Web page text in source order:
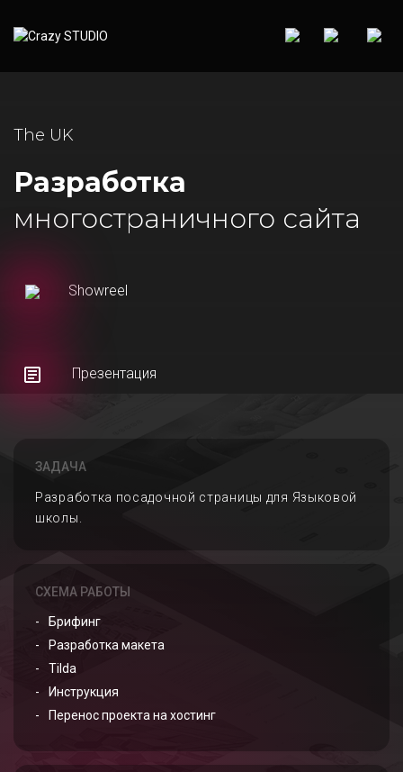
The UK
Разработка
многостраничного сайта
Showreel
Презентация
ЗАДАЧА
Разработка посадочной страницы для Языковой
школы.
СХЕМА РАБОТЫ
Брифинг
Разработка макета
Tilda
Инструкция
Перенос проекта на хостинг